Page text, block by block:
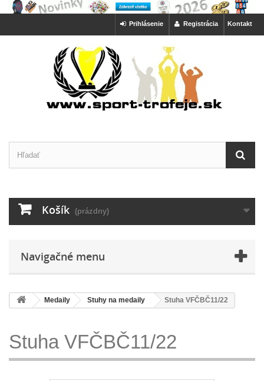
Kontakt
Registrácia
Prihlásenie
Košík (prázdny)
Navigačné menu
Medaily Stuhy na medaily Stuha VFČBČ11/22
Stuha VFČBČ11/22